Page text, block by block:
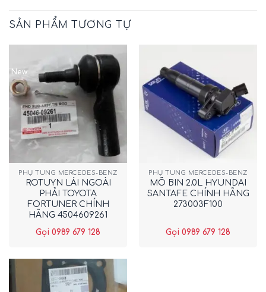
SẢN PHẨM TƯƠNG TỰ
New
PHỤ TÙNG MERCEDES-BENZ
ROTUYN LÁI NGOÀI
PHẢI TOYOTA
FORTUNER CHÍNH
HÃNG 4504609261
Gọi 0989 679 128
PHỤ TÙNG MERCEDES-BENZ
MÔ BIN 2.0L HYUNDAI
SANTAFE CHÍNH HÃNG
273003F100
Gọi 0989 679 128